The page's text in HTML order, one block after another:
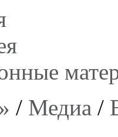
/ Медиа /